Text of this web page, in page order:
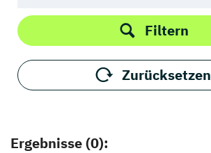
Filtern
Zurücksetzen
Ergebnisse (0):